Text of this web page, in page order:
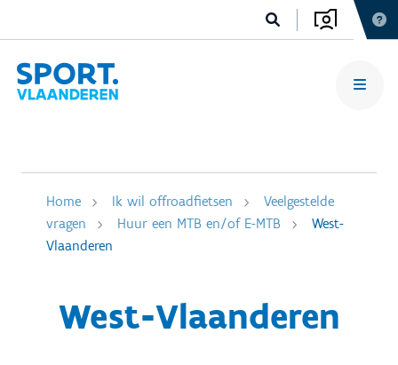
Home Ik wil offroadfietsen
Veelgestelde
vragen
Huur een MTB en/of E-MTB
West-
Vlaanderen
West-Vlaanderen